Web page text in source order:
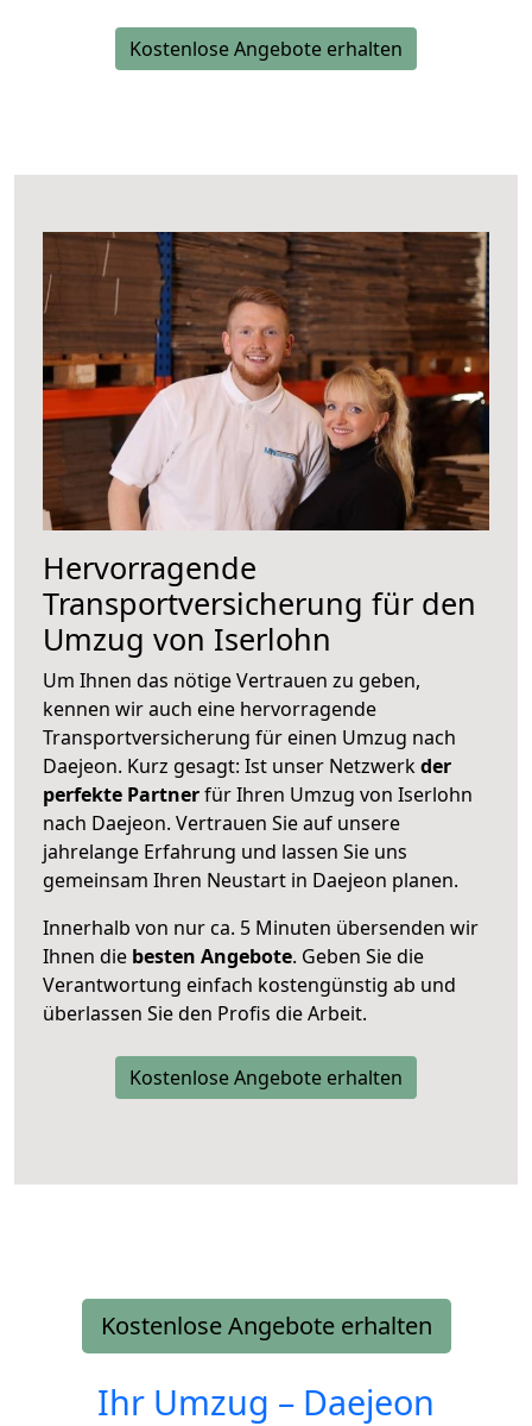
Kostenlose Angebote erhalten
Hervorragende
Transportversicherung für den
Umzug von Iserlohn
Um Ihnen das nötige Vertrauen zu geben,
kennen wir auch eine hervorragende
Transportversicherung für einen Umzug nach
Daejeon. Kurz gesagt: Ist unser Netzwerkder
perfekte Partnerfür Ihren Umzug von Iserlohn
nach Daejeon. Vertrauen Sie auf unsere
jahrelange Erfahrung und lassen Sie uns
gemeinsam Ihren Neustart in Daejeon planen.
Innerhalb von nur ca. 5 Minuten übersenden wir
Ihnen die besten Angebote. Geben Sie die
Verantwortung einfach kostengünstig ab und
überlassen Sie den Profis die Arbeit.
Kostenlose Angebote erhalten
Kostenlose Angebote erhalten
Ihr Umzug – Daejeon